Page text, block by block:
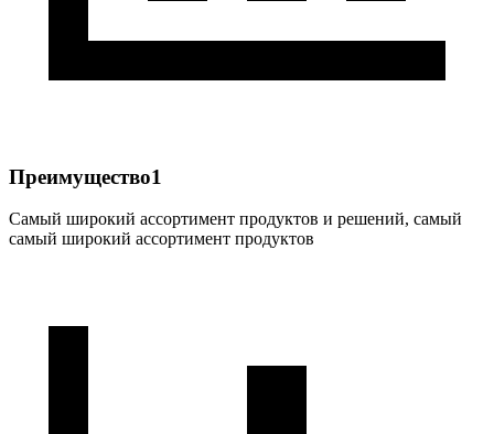
Преимущество1
Самый широкий ассортимент продуктов и решений, самый
самый широкий ассортимент продуктов